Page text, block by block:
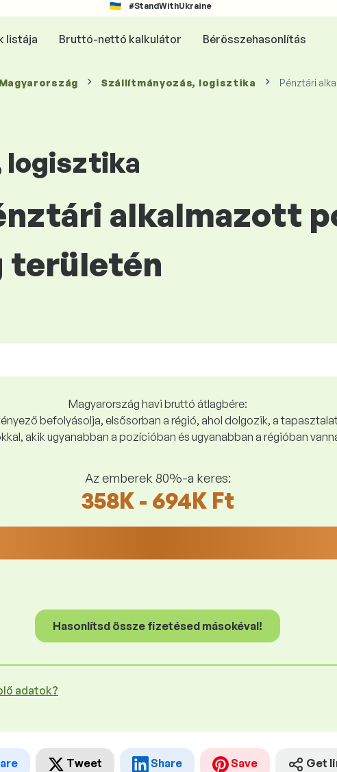
#StandWithUkraine
listája Bruttó-nettó kalkulátor Bérösszehasonlítás
Szállítmányozás, logisztika Pénztári
logisztika
alkalmazott
területén
Magyarország havi bruttó átlagbére:
befolyásolja, elsősorban a régió, ahol dolgozik, a
akik ugyanabban a pozícióban és ugyanabban a régióban
Az emberek 80%-a keres:
358K - 694K Ft
Hasonlítsd össze fizetésed másokéval!
adatok?
Tweet Share Save Get